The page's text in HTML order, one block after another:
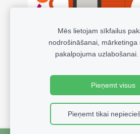
Mēs lietojam sīkfailus
nodrošināšanai, mārketinga
pakalpojuma uzlabošanai.
Pieņemt visus
Pieņemt tikai